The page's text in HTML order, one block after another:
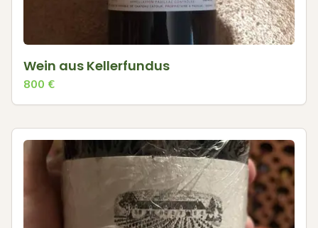
Wein aus Kellerfundus
800 €